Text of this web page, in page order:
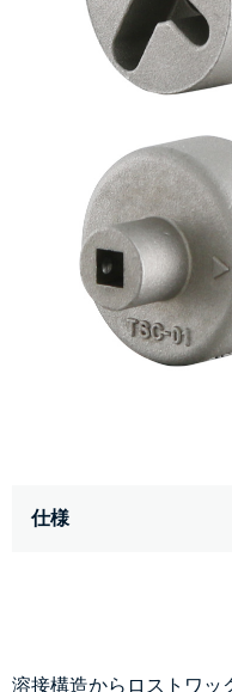
仕様
溶接構造からロストワッ